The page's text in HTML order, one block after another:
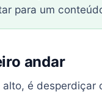
para um
andar
é